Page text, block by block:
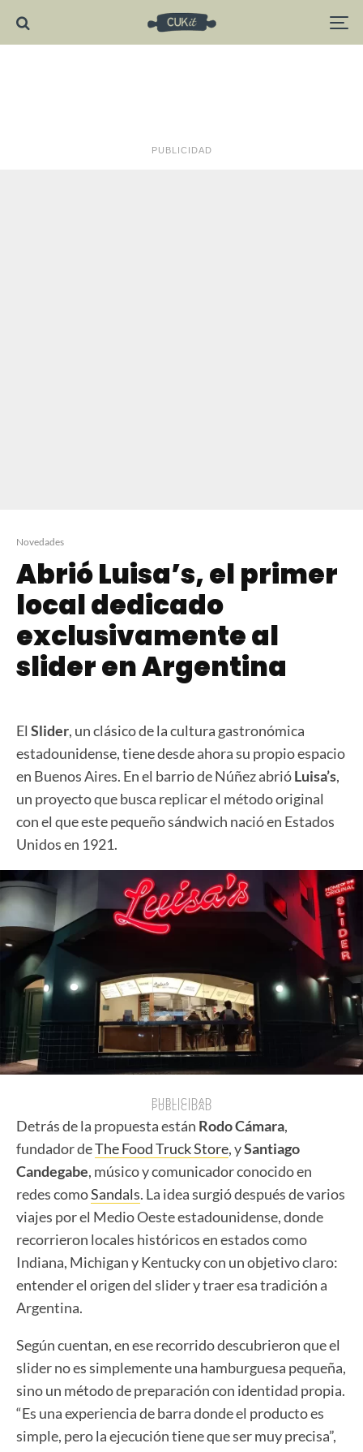
PUBLICIDAD
Novedades
Abrió Luisa’s, el primer
local dedicado
exclusivamente al
slider en Argentina
El Slider, un clásico de la cultura gastronómica
estadounidense, tiene desde ahora su propio espacio
en Buenos Aires. En el barrio de Núñez abrióLuisa’s,
un proyecto que busca replicar el método original
con el que este pequeño sándwich nació en Estados
Unidos en 1921.
PUBLICIDAD
PUBLICIDAD
Detrás de la propuesta están Rodo Cámara,
fundador deThe Food Truck Store, ySantiago
Candegabe, músico y comunicador conocido en
redes comoSandals. La idea surgió después de varios
viajes por el Medio Oeste estadounidense, donde
recorrieron locales históricos en estados como
Indiana, Michigan y Kentucky con un objetivo claro:
entender el origen del slider y traer esa tradición a
Argentina.
Según cuentan, en ese recorrido descubrieron que el
slider no es simplemente una hamburguesa pequeña,
sino un método de preparación con identidad propia.
“Es una experiencia de barra donde el producto es
simple, pero la ejecución tiene que ser muy precisa”,